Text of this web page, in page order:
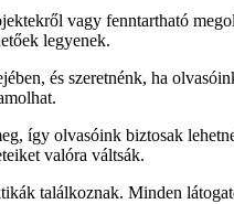
vagy fenntartható
legyenek.
és szeretnénk, ha
így olvasóink biztosak
valóra váltsák.
találkoznak. Minden